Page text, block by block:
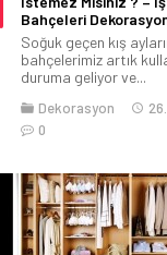
Bahçeleri
Soğuk geçen kış
bahçelerimiz artık
duruma geliyor ve...
Dekorasyon
0